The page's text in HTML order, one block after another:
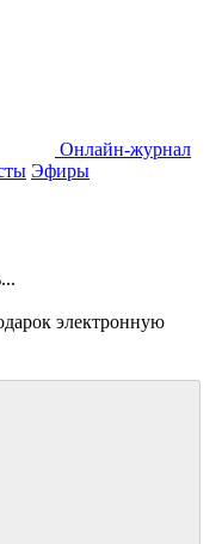
Онлайн-журнал
Эфиры
электронную